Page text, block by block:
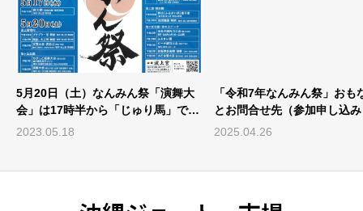
5月20日（土）なんみん祭「演舞大
会」は17時半から「じゅり馬」でス
タート！
2023.05.18
「令和7年なんみん祭」おも
とお問合せ先（参加申し込
2025.04.26